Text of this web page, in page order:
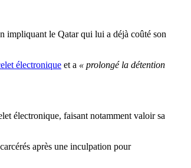
impliquant le Qatar qui lui a déjà coûté son
électronique et a « prolongé la détention
électronique, faisant notamment valoir sa
après une inculpation pour